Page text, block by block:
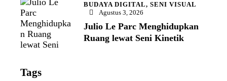
BUDAYA DIGITAL, SENI VISUAL
Agustus 3, 2026
Julio Le Parc Menghidupkan
Ruang lewat Seni Kinetik
Tags